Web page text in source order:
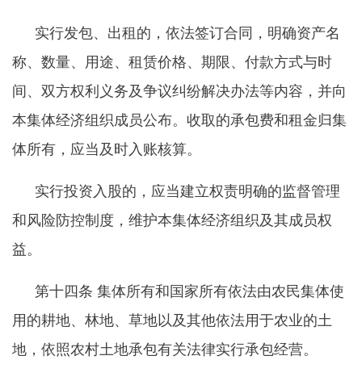
实行发包、出租的，依法签订合同，明确资产名
称、数量、用途、租赁价格、期限、付款方式与时
间、双方权利义务及争议纠纷解决办法等内容，并向
本集体经济组织成员公布。收取的承包费和租金归集
体所有，应当及时入账核算。
实行投资入股的，应当建立权责明确的监督管理
和风险防控制度，维护本集体经济组织及其成员权
益。
第十四条 集体所有和国家所有依法由农民集体使
用的耕地、林地、草地以及其他依法用于农业的土
地，依照农村土地承包有关法律实行承包经营。